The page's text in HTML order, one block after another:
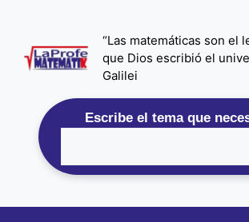
contenido
“Las matemáticas son el
que Dios escribió el
Galilei
Escribe el tema que